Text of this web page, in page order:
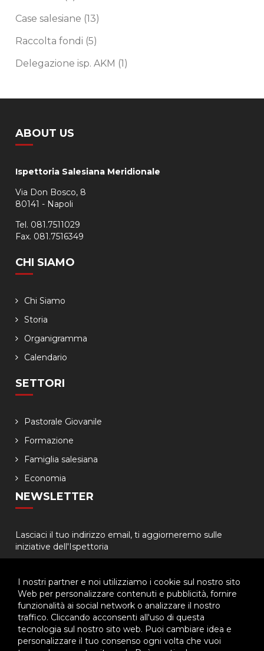
I nostri partner e noi utilizziamo i cookie sul nostro sito
Web per personalizzare contenuti e pubblicità, fornire
funzionalità ai social network o analizzare il nostro
traffico. Cliccando acconsenti all'uso di questa
tecnologia sul nostro sito web. Puoi cambiare idea e
personalizzare il tuo consenso ogni volta che vuoi
Case salesiane (13)
Raccolta fondi (5)
Delegazione isp. AKM (1)
ABOUT US
Ispettoria Salesiana Meridionale
Via Don Bosco, 8
80141 - Napoli
Tel. 081.7511029
Fax. 081.7516349
CHI SIAMO
Chi Siamo
Storia
Organigramma
Calendario
SETTORI
Pastorale Giovanile
Formazione
Famiglia salesiana
Economia
NEWSLETTER
Lasciaci il tuo indirizzo email, ti aggiorneremo sulle
iniziative dell'Ispettoria
© 2026 - Ispettoria Salesiana Meridionale - All rights reserved. | P.IVA
80057280630 |
Privacy & Cookie Policy - Gestisci Cookie